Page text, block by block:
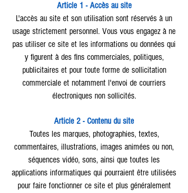
Article 1 - Accès au site
L'accès au site et son utilisation sont réservés à un
usage strictement personnel. Vous vous engagez à ne
pas utiliser ce site et les informations ou données qui
y figurent à des fins commerciales, politiques,
publicitaires et pour toute forme de sollicitation
commerciale et notamment l'envoi de courriers
électroniques non sollicités.
Article 2 - Contenu du site
Toutes les marques, photographies, textes,
commentaires, illustrations, images animées ou non,
séquences vidéo, sons, ainsi que toutes les
applications informatiques qui pourraient être utilisées
pour faire fonctionner ce site et plus généralement